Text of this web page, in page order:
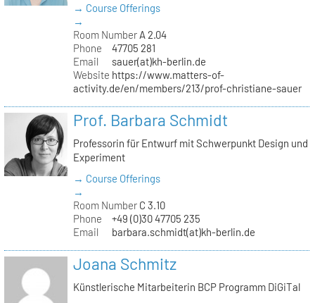
→ Course Offerings
→
Room NumberA 2.04
Phone
47705 281
Email
sauer(at)kh-berlin.de
Website https://www.matters-of-
activity.de/en/members/213/prof-christiane-sauer
Prof. Barbara Schmidt
Professorin für Entwurf mit Schwerpunkt Design und
Experiment
→ Course Offerings
→
Room NumberC 3.10
Phone
+49 (0)30 47705 235
Email
barbara.schmidt(at)kh-berlin.de
Joana Schmitz
Künstlerische Mitarbeiterin BCP Programm DiGiTal